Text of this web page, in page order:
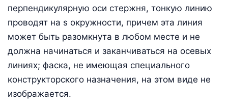
перпендикулярную оси стержня, тонкую линию
проводят на ѕ окружности, причем эта линия
может быть разомкнута в любом месте и не
должна начинаться и заканчиваться на осевых
линиях; фаска, не имеющая специального
конструкторского назначения, на этом виде не
изображается.